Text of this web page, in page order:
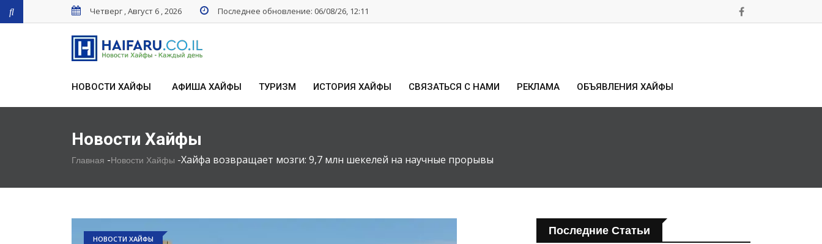
Четверг , Август 6 , 2026 Последнее обновление: 06/08/26, 12:11
НОВОСТИ ХАЙФЫ АФИША ХАЙФЫ ТУРИЗМ ИСТОРИЯ ХАЙФЫ СВЯЗАТЬСЯ С НАМИ РЕКЛАМА ОБЪЯВЛЕНИЯ ХАЙФЫ
Новости Хайфы
Главная -Новости Хайфы -Хайфа возвращает мозги: 9,7 млн шекелей на научные прорывы
НОВОСТИ ХАЙФЫ
Последние Статьи